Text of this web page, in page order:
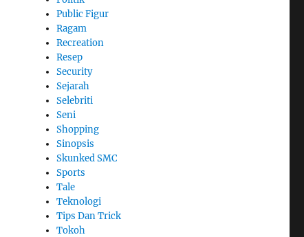
Public Figur
Ragam
Recreation
Resep
Security
Sejarah
Selebriti
Seni
Shopping
Sinopsis
Skunked SMC
Sports
Tale
Teknologi
Tips Dan Trick
Tokoh